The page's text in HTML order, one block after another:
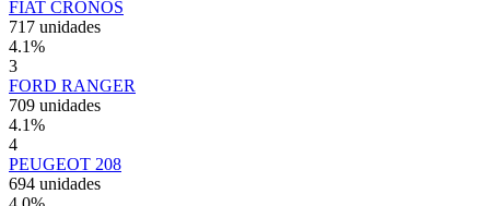
FIAT CRONOS
717 unidades
4.1%
3
FORD RANGER
709 unidades
4.1%
4
PEUGEOT 208
694 unidades